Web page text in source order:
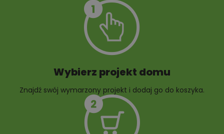
10 projektów małej
10 projektów rabat
Wybierz projekt domu
Znajdź swój wymarzony projekt i dodaj go do koszyka.